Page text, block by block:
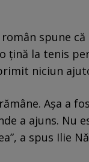
spune
țină la tenis
niciun
Așa a
a ajuns. Nu
a spus Ilie